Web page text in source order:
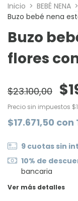
Inicio > BEBÉ NENA >
Buzo bebé nena
Buzo
flores
$23.100,00
Precio sin impuestos
$17.671,50 con
9 cuotas sin
10% de
bancaria
Ver más detalles